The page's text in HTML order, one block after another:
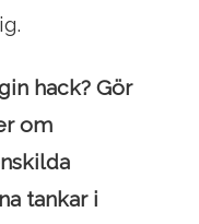
hack? Gör
om
tankar i